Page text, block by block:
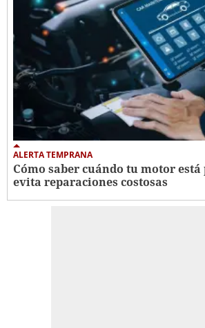
ALERTA TEMPRANA
Cómo saber cuándo tu motor
evita reparaciones costosas